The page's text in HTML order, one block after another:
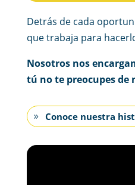
Detrás de cada
que trabaja para
Nosotros nos
tú no te preocupes de
Conoce nuestra